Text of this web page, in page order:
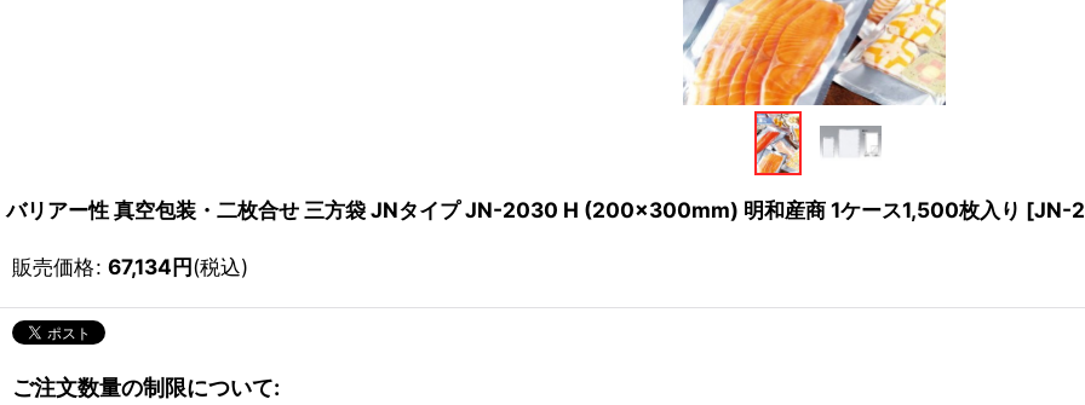
バリアー性 真空包装・二枚合せ 三方袋 JNタイプ JN-2030 H (200×300mm) 明和産商 1ケース1,500枚入り [JN-
販売価格: 67,134円(税込)
ご注文数量の制限について: